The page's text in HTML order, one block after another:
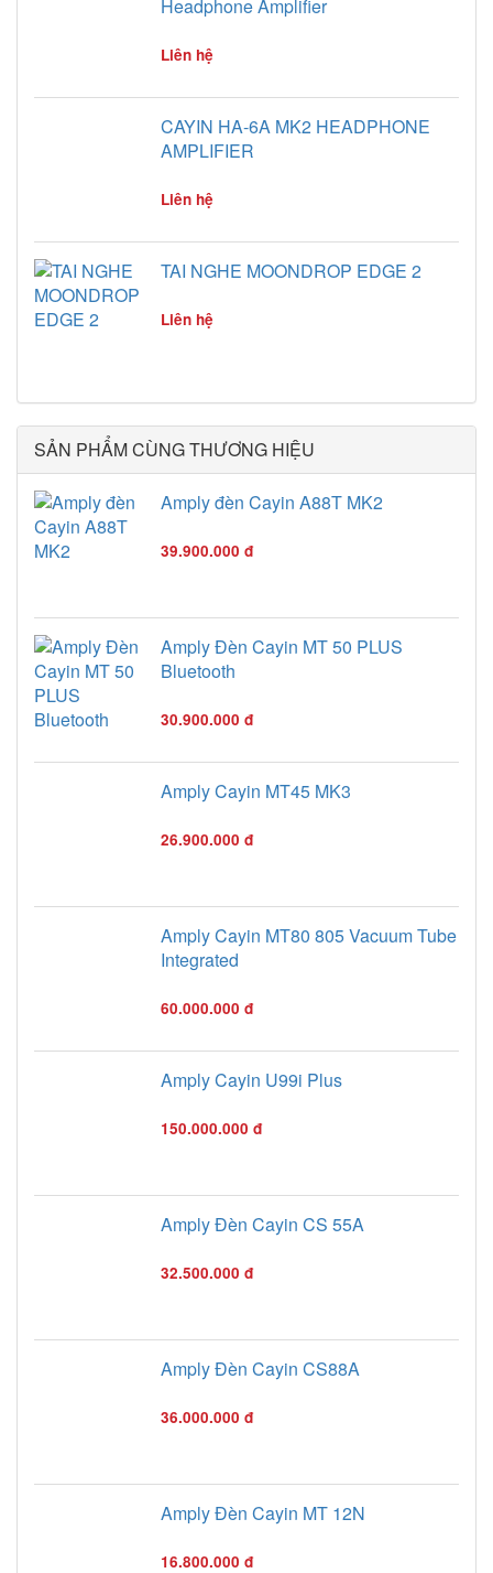
Headphone Amplifier
Liên hệ
CAYIN HA-6A MK2 HEADPHONE
AMPLIFIER
Liên hệ
TAI NGHE MOONDROP EDGE 2
Liên hệ
SẢN PHẨM CÙNG THƯƠNG HIỆU
Amply đèn Cayin A88T MK2
39.900.000 đ
Amply Đèn Cayin MT 50 PLUS
Bluetooth
30.900.000 đ
Amply Cayin MT45 MK3
26.900.000 đ
Amply Cayin MT80 805 Vacuum Tube
Integrated
60.000.000 đ
Amply Cayin U99i Plus
150.000.000 đ
Amply Đèn Cayin CS 55A
32.500.000 đ
Amply Đèn Cayin CS88A
36.000.000 đ
Amply Đèn Cayin MT 12N
16.800.000 đ